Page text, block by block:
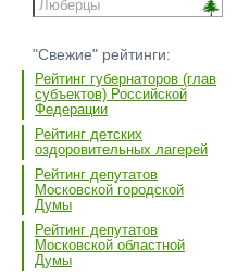
"Свежие" рейтинги:
Рейтинг губернаторов (глав
субъектов) Российской
Федерации
Рейтинг детских
оздоровительных лагерей
Рейтинг депутатов
Московской городской
Думы
Рейтинг депутатов
Московской областной
Думы